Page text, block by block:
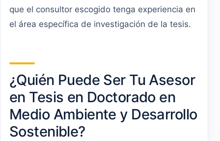
que el consultor escogido tenga experiencia en
el área específica de investigación de la tesis.
¿Quién Puede Ser Tu Asesor
en Tesis en Doctorado en
Medio Ambiente y Desarrollo
Sostenible?